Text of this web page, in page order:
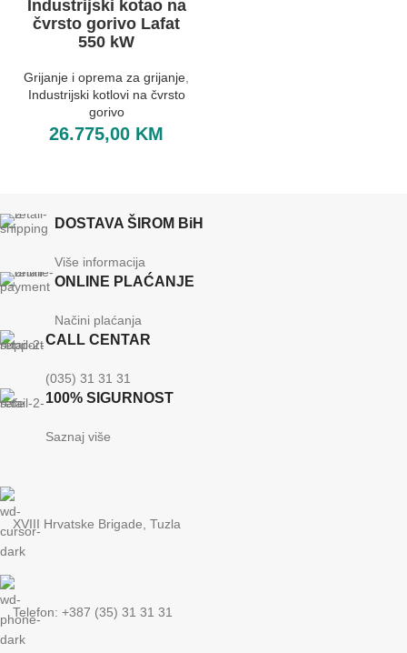
Industrijski kotao na
čvrsto gorivo Lafat
550 kW
Grijanje i oprema za grijanje
Industrijski kotlovi na čvrsto
gorivo
26.775,00 KM
DOSTAVA ŠIROM BiH
Više informacija
ONLINE PLAĆANJE
Načini plaćanja
CALL CENTAR
(035) 31 31 31
100% SIGURNOST
Saznaj više
XVIII Hrvatske Brigade, Tuzla
Telefon: +387 (35) 31 31 31